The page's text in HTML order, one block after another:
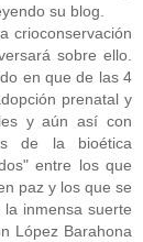
su blog.
crioconservación
sobre ello.
en que de las 4
prenatal y
y aún así con
de la bioética
entre los que
paz y los que se
inmensa suerte
López Barahona